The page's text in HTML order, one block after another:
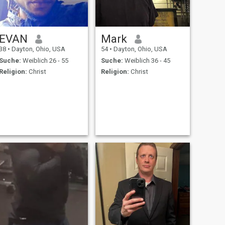
EVAN
• Dayton, Ohio, USA
Suche: Weiblich 26 - 55
Religion: Christ
Mark
54 • Dayton, Ohio, USA
Suche: Weiblich 36 - 45
Religion: Christ